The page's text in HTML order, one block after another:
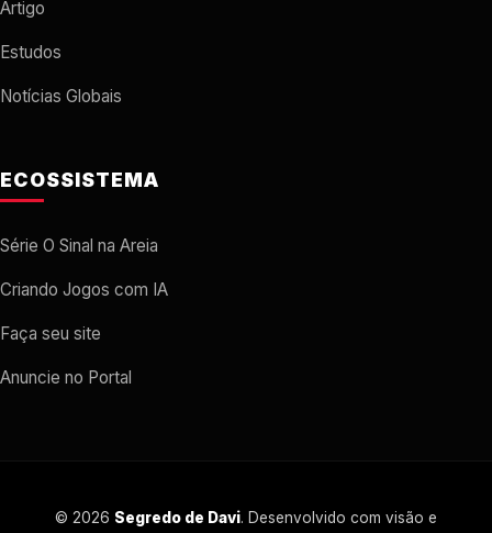
Artigo
Estudos
Notícias Globais
ECOSSISTEMA
Série O Sinal na Areia
Criando Jogos com IA
Faça seu site
Anuncie no Portal
© 2026 Segredo de Davi. Desenvolvido com visão e